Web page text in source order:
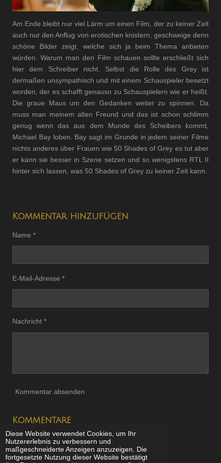
Diese Website verwendet Cookies, um Ihr
Nutzererlebnis zu verbessern und
maßgeschneiderte Anzeigen anzuzeigen. Die
fortgesetzte Nutzung dieser Website bestätigt
Am Ende bleibt nur viel Lärm um einen Film, der zu keiner Zeit
auch nur den Anflug von erotischen knistern, geschweige denn
schöne Bilder zeigt, welche sich ja beim Thema anbieten
würden. Warum man den Film schauen sollte erschließt sich
hier dem Schreiber nicht. Selbst die Rolle des Grey ist
dermaßen unsympathisch und mit einem Schauspieler besetzt
worden, der es schafft genauso zu Schauspielern wie er heißt.
Die graue Maus um den Gedanken weiter zu spinnen. Da
muss man meinem alten Freund und das ist schon schlimm
genug wenn das aus dem Munde des Scheibers kommt,
Michael Bay loben. Bay sagt im Grunde in jedem seiner Filme
nichts anderes über Frauen wie 50 Shades of Grey es tut aber
er kann sie besser in Szene setzen und so wenigstens RTL II
hinter sich lassen, was 50 Shades of Grey zu keiner Zeit kann.
Kommentar hinzufügen
Name *
E-Mail-Adresse *
Nachricht *
Kommentar absenden
Kommentare
Es gibt noch keine Kommentare.